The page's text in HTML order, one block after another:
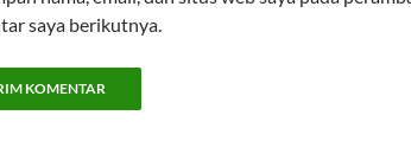
saya berikutnya.